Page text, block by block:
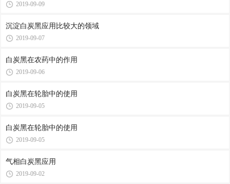
2019-09-09
沉淀白炭黑应用比较大的领域
2019-09-07
白炭黑在农药中的作用
2019-09-06
白炭黑在轮胎中的使用
2019-09-05
白炭黑在轮胎中的使用
2019-09-05
气相白炭黑应用
2019-09-02